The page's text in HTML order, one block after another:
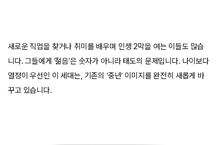
새로운 직업을 찾거나 취미를 배우며 인생 2막을 여는 이들도 많습
니다. 그들에게 ‘젊음’은 숫자가 아니라 태도의 문제입니다. 나이보다
열정이 우선인 이 세대는, 기존의 ‘중년’ 이미지를 완전히 새롭게 바
꾸고 있습니다.